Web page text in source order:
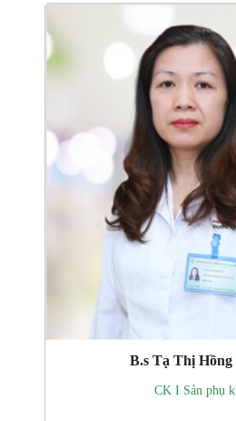
B.s Tạ Thị Hồng
CK I Sản phụ